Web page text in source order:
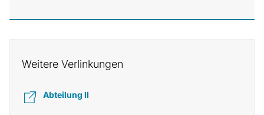
Weitere Verlinkungen
Abteilung II